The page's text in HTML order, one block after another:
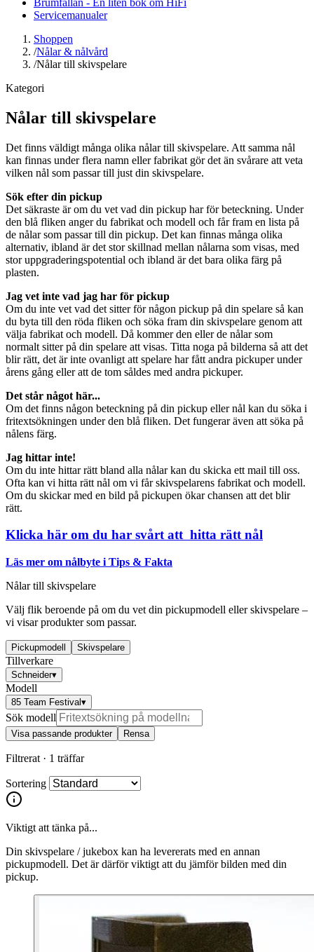
Servicemanualer
Shoppen
/Nålar & nålvård
/Nålar till skivspelare
Kategori
Nålar till skivspelare
Det finns väldigt många olika nålar till skivspelare. Att samma nål
kan finnas under flera namn eller fabrikat gör det än svårare att veta
vilken nål som passar till just din skivspelare.
Sök efter din pickup
Det säkraste är om du vet vad din pickup har för beteckning. Under
den blå fliken anger du fabrikat och modell och får fram en lista på
de nålar som passar till din pickup. Det kan finnas många olika
alternativ, ibland är det stor skillnad mellan nålarna som visas, med
stor uppgraderingspotential och ibland är det bara olika färg på
plasten.
Jag vet inte vad jag har för pickup
Om du inte vet vad det sitter för någon pickup på din spelare så kan
du byta till den röda fliken och söka fram din skivspelare genom att
välja fabrikat och modell. Då kommer den eller de nålar som
normalt sitter på din spelare att visas. Titta noga på bilderna så att det
blir rätt, det är inte ovanligt att spelare har fått andra pickuper under
årens gång eller att de tom såldes med andra pickuper.
Det står något här...
Om det finns någon beteckning på din pickup eller nål kan du söka i
fritextsökningen under den blå fliken. Det fungerar även att söka på
nålens färg.
Jag hittar inte!
Om du inte hittar rätt bland alla nålar kan du skicka ett mail till oss.
Ofta kan vi hitta rätt nål om vi får skivspelarens fabrikat och modell.
Om du skickar med en bild på pickupen ökar chansen att det blir
rätt.
Klicka här om du har svårt att hitta rätt nål
Läs mer om nålbyte i Tips & Fakta
Nålar till skivspelare
Välj flik beroende på om du vet din pickupmodell eller skivspelare –
vi visar produkter som passar.
Pickupmodell Skivspelare
Tillverkare
Schneider▾
Modell
85 Team Festival▾
Sök modell
Visa passande produkter Rensa
Filtrerat · 1 träffar
Sortering
Viktigt att tänka på...
Din skivspelare / jukebox kan ha levererats med en annan
pickupmodell. Det är därför viktigt att du jämför bilden med din
pickup.